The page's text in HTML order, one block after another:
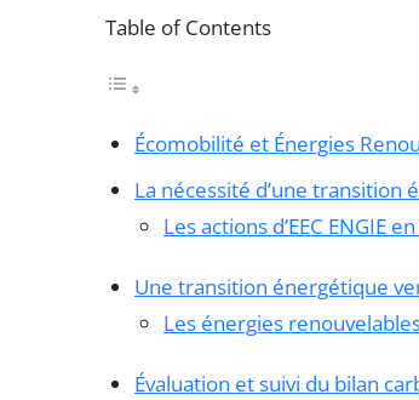
Table of Contents
Écomobilité et Énergies
La nécessité d’une transition
Les actions d’EEC ENGIE
Une transition énergétique
Les énergies
Évaluation et suivi du bilan